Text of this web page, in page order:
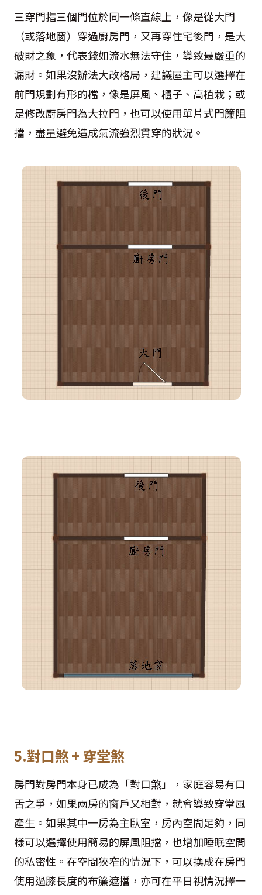
三穿門指三個門位於同一條直線上，像是從大門
（或落地窗）穿過廚房門，又再穿住宅後門，是大
破財之象，代表錢如流水無法守住，導致最嚴重的
漏財。如果沒辦法大改格局，建議屋主可以選擇在
前門規劃有形的檔，像是屏風、櫃子、高植栽；或
是修改廚房門為大拉門，也可以使用單片式門簾阻
擋，盡量避免造成氣流強烈貫穿的狀況。
5.對口煞 + 穿堂煞
房門對房門本身已成為「對口煞」，家庭容易有口
舌之爭，如果兩房的窗戶又相對，就會導致穿堂風
產生。如果其中一房為主臥室，房內空間足夠，同
樣可以選擇使用簡易的屏風阻擋，也增加睡眠空間
的私密性。在空間狹窄的情況下，可以換成在房門
使用過膝長度的布簾遮擋，亦可在平日視情況擇一